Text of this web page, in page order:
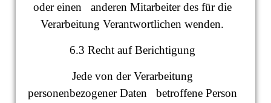
oder einen anderen Mitarbeiter des für die
Verarbeitung Verantwortlichen wenden.
6.3 Recht auf Berichtigung
Jede von der Verarbeitung
personenbezogener Daten betroffene Person